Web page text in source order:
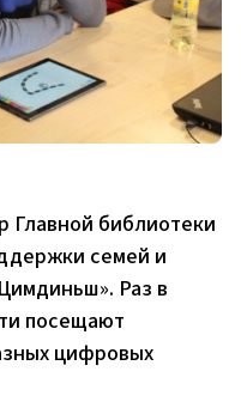
Главной библиотеки
семей и
Цимдиньш». Раз в
посещают
цифровых